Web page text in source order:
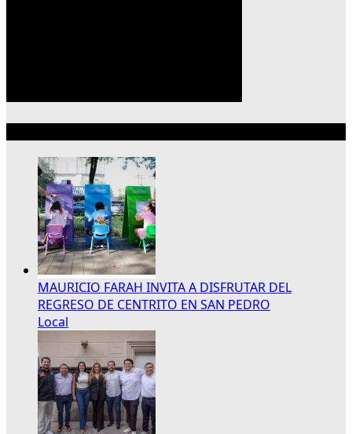
MAURICIO FARAH INVITA A DISFRUTAR DEL
REGRESO DE CENTRITO EN SAN PEDRO
Local